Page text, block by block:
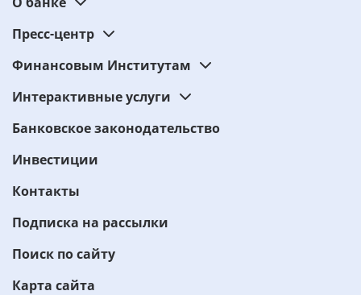
Пресс-центр
Финансовым Институтам
Интерактивные услуги
Банковское законодательство
Инвестиции
Контакты
Подписка на рассылки
Поиск по сайту
Карта сайта